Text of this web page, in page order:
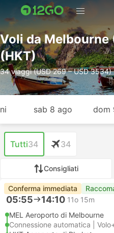
Voli da Melbourne
(HKT)
34 viaggi (USD 269 – USD 3534)
sab 8 ago dom
Tutti34 34
Consigliati
Conferma immediata
05:55 14:10 11o 15m
MEL Aeroporto di Melbourne
Connessione automatica |